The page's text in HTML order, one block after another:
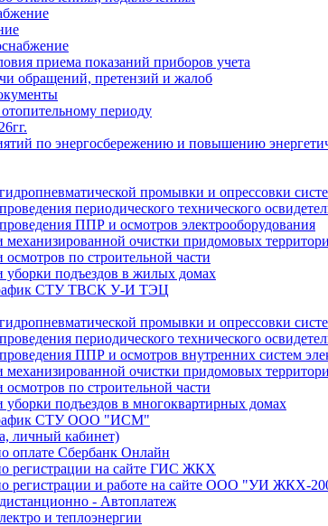
приема показаний приборов учета
обращений, претензий и жалоб
периоду
по энергосбережению и повышению
промывки и опрессовки
периодического технического
ППР и осмотров электрооборудования
механизированной очистки придомовых
осмотров по строительной части
уборки подъездов в жилых домах
СТУ ТВСК У-И ТЭЦ
промывки и опрессовки
периодического технического
ППР и осмотров внутренних систем
механизированной очистки придомовых
осмотров по строительной части
уборки подъездов в многоквартирных домах
СТУ ООО "ИСМ"
личный кабинет)
оплате Сбербанк Онлайн
регистрации на сайте ГИС ЖКХ
регистрации и работе на сайте ООО "УИ ЖКХ-
- Автоплатеж
и теплоэнергии